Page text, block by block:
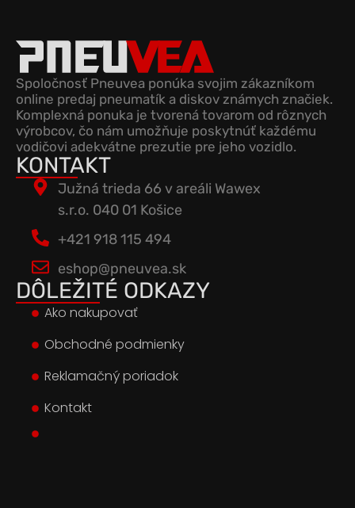
Spoločnosť Pneuvea ponúka svojim zákazníkom
online predaj pneumatík a diskov známych značiek.
Komplexná ponuka je tvorená tovarom od rôznych
výrobcov, čo nám umožňuje poskytnúť každému
vodičovi adekvátne prezutie pre jeho vozidlo.
KONTAKT
Južná trieda 66 v areáli Wawex
s.r.o. 040 01 Košice
+421 918 115 494
eshop@pneuvea.sk
DÔLEŽITÉ ODKAZY
Ako nakupovať
Obchodné podmienky
Reklamačný poriadok
Kontakt